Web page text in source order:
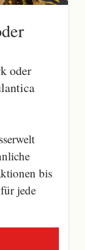
oder
bis
jede